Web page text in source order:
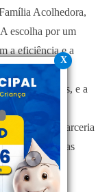
X
Acolhedora,
escolha por um
a eficiência e a
dos Santos, e a
da parceria
das